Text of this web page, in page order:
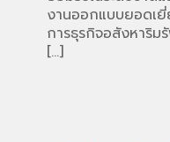
งานออกแบบยอดเยี่
การธุรกิจอสังหาริม
[…]